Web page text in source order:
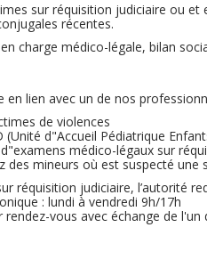
sur réquisition judiciaire ou
récentes.
en charge médico-légale, bilan
lien avec un de nos
de violences
(Unité d"Accueil Pédiatrique
médico-légaux sur
des mineurs où est suspecté
réquisition judiciaire, l’autorité
: lundi à vendredi 9h/17h
rendez-vous avec échange de